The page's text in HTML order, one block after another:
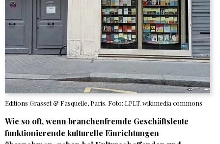
Editions Grasset & Fasquelle, Paris. Foto: LPLT. wikimedia commons
Wie so oft, wenn branchenfremde Geschäftsleute
funktionierende kulturelle Einrichtungen